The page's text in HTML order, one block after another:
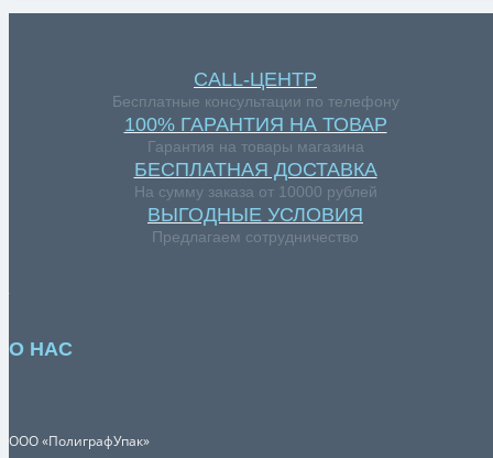
CALL-ЦЕНТР
Бесплатные консультации по телефону
100% ГАРАНТИЯ НА ТОВАР
Гарантия на товары магазина
БЕСПЛАТНАЯ ДОСТАВКА
На сумму заказа от 10000 рублей
ВЫГОДНЫЕ УСЛОВИЯ
Предлагаем сотрудничество
О НАС
ООО «ПолиграфУпак»